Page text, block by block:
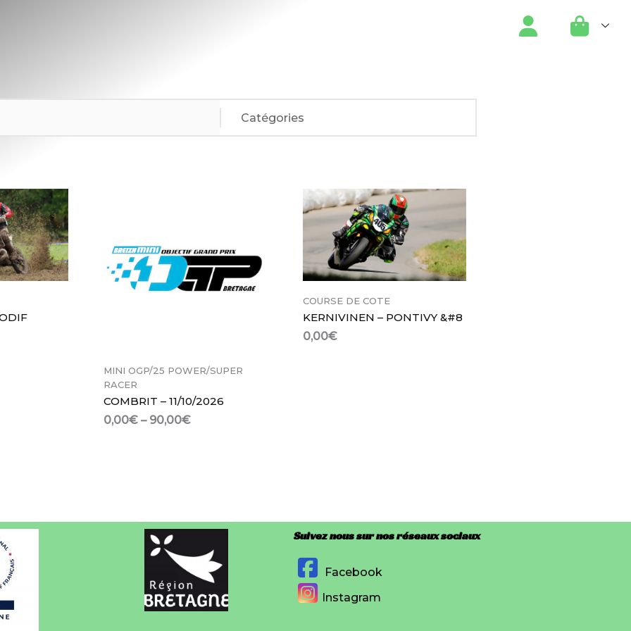
MINI OGP/25 POWER/SUPER
RACER
COMBRIT – 11/10/2026
0,00€ – 90,00€
90,00€
COURSE DE COTE
KERNIVINEN – PONTIVY &#8
0,00€
Suivez nous sur nos réseaux sociaux
Facebook
Instagram